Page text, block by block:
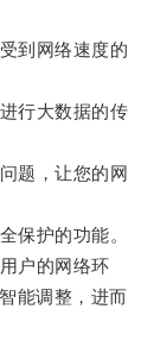
到网络速度的
行大数据的传
题，让您的网
护的功能。
户的网络环
能调整，进而